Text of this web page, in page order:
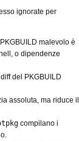
ignorate per
malevolo è
o dipendenze
del PKGBUILD
assoluta, ma riduce il
compilano i